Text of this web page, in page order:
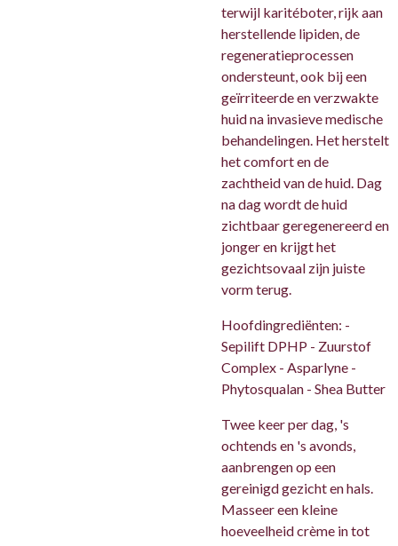
terwijl karitéboter, rijk aan
herstellende lipiden, de
regeneratieprocessen
ondersteunt, ook bij een
geïrriteerde en verzwakte
huid na invasieve medische
behandelingen. Het herstelt
het comfort en de
zachtheid van de huid. Dag
na dag wordt de huid
zichtbaar geregenereerd en
jonger en krijgt het
gezichtsovaal zijn juiste
vorm terug.
Hoofdingrediënten: -
Sepilift DPHP - Zuurstof
Complex - Asparlyne -
Phytosqualan - Shea Butter
Twee keer per dag, 's
ochtends en 's avonds,
aanbrengen op een
gereinigd gezicht en hals.
Masseer een kleine
hoeveelheid crème in tot